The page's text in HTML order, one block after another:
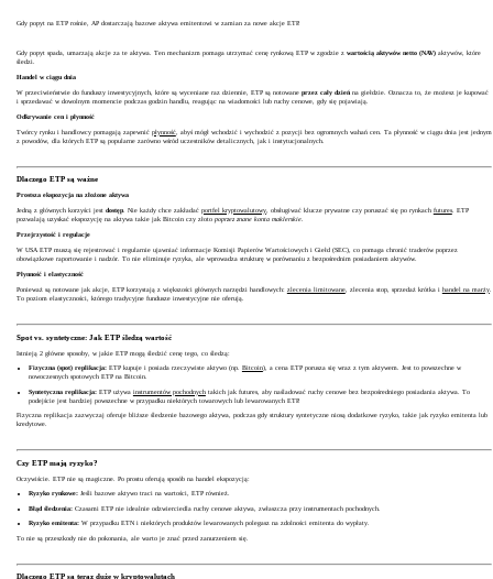
Gdy popyt na ETP rośnie, AP dostarczają bazowe aktywa emitentowi w zamian za nowe akcje ETP.
Gdy popyt spada, umarzają akcje za te aktywa. Ten mechanizm pomaga utrzymać cenę rynkową ETP w zgodzie z wartością aktywów netto (NAV)aktywów, które
śledzi.
Handel w ciągu dnia
W przeciwieństwie do funduszy inwestycyjnych, które są wyceniane raz dziennie, ETP są notowane przez cały dzieńna giełdzie. Oznacza to, że możesz je kupować
i sprzedawać w dowolnym momencie podczas godzin handlu, reagując na wiadomości lub ruchy cenowe, gdy się pojawiają.
Odkrywanie cen i płynność
Twórcy rynku i handlowcy pomagają zapewnić płynność, abyś mógł wchodzić i wychodzić z pozycji bez ogromnych wahań cen. Ta płynność w ciągu dnia jest jednym
z powodów, dla których ETP są popularne zarówno wśród uczestników detalicznych, jak i instytucjonalnych.
Dlaczego ETP są ważne
Prostsza ekspozycja na złożone aktywa
Jedną z głównych korzyści jest dostęp. Nie każdy chce zakładać portfel kryptowalutowy, obsługiwać klucze prywatne czy poruszać się po rynkach futures. ETP
pozwalają uzyskać ekspozycję na aktywa takie jak Bitcoin czy złoto poprzez znane konta maklerskie.
Przejrzystość i regulacje
W USA ETP muszą się rejestrować i regularnie ujawniać informacje Komisji Papierów Wartościowych i Giełd (SEC), co pomaga chronić traderów poprzez
obowiązkowe raportowanie i nadzór. To nie eliminuje ryzyka, ale wprowadza strukturę w porównaniu z bezpośrednim posiadaniem aktywów.
Płynność i elastyczność
Ponieważ są notowane jak akcje, ETP korzystają z większości głównych narzędzi handlowych: zlecenia limitowane, zlecenia stop, sprzedaż krótka i handel na marży.
To poziom elastyczności, którego tradycyjne fundusze inwestycyjne nie oferują.
Spot vs. syntetyczne: Jak ETP śledzą wartość
Istnieją 2 główne sposoby, w jakie ETP mogą śledzić cenę tego, co śledzą:
Fizyczna (spot) replikacja:ETP kupuje i posiada rzeczywiste aktywo (np. Bitcoin), a cena ETP porusza się wraz z tym aktywem. Jest to powszechne w
nowoczesnych spotowych ETP na Bitcoin.
Syntetyczna replikacja:ETP używa instrumentów pochodnychtakich jak futures, aby naśladować ruchy cenowe bez bezpośredniego posiadania aktywa. To
podejście jest bardziej powszechne w przypadku niektórych towarowych lub lewarowanych ETP.
Fizyczna replikacja zazwyczaj oferuje bliższe śledzenie bazowego aktywa, podczas gdy struktury syntetyczne niosą dodatkowe ryzyko, takie jak ryzyko emitenta lub
kredytowe.
Czy ETP mają ryzyko?
Oczywiście. ETP nie są magiczne. Po prostu oferują sposób na handel ekspozycją:
Ryzyko rynkowe:Jeśli bazowe aktywo traci na wartości, ETP również.
Błąd śledzenia:Czasami ETP nie idealnie odzwierciedla ruchy cenowe aktywa, zwłaszcza przy instrumentach pochodnych.
Ryzyko emitenta:W przypadku ETN i niektórych produktów lewarowanych polegasz na zdolności emitenta do wypłaty.
To nie są przeszkody nie do pokonania, ale warto je znać przed zanurzeniem się.
Dlaczego ETP są teraz duże w kryptowalutach